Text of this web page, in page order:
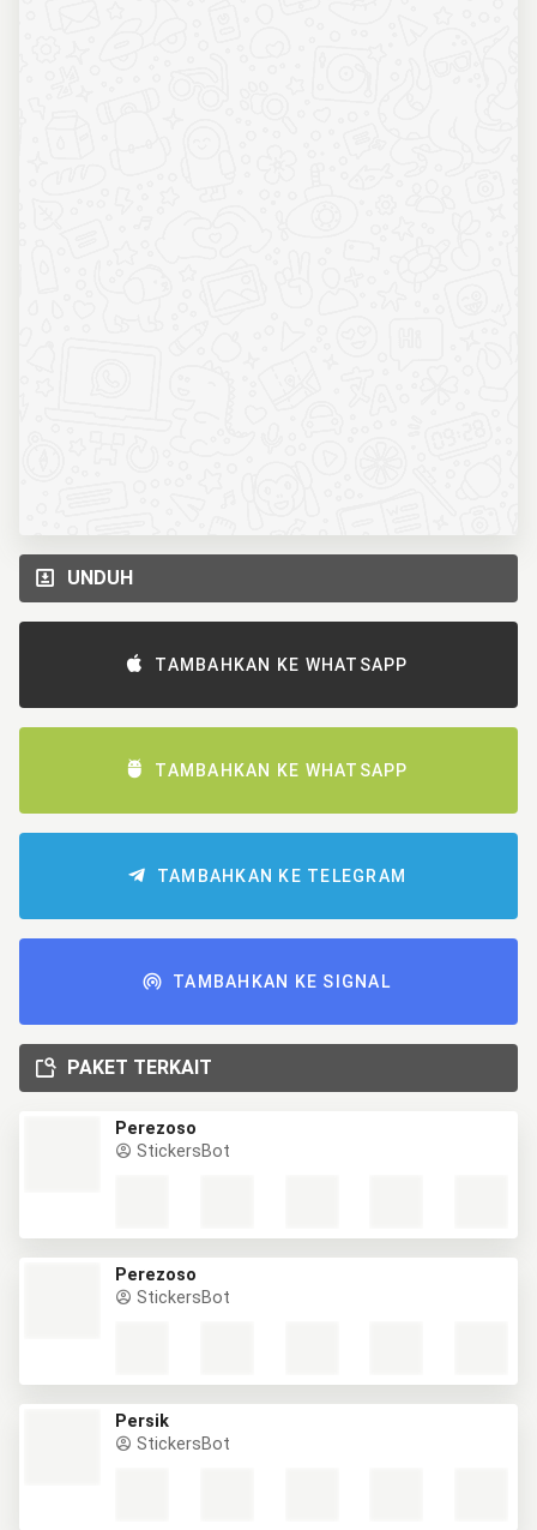
UNDUH
TAMBAHKAN KE WHATSAPP
TAMBAHKAN KE WHATSAPP
TAMBAHKAN KE TELEGRAM
TAMBAHKAN KE SIGNAL
PAKET TERKAIT
Perezoso
StickersBot
Perezoso
StickersBot
Persik
StickersBot